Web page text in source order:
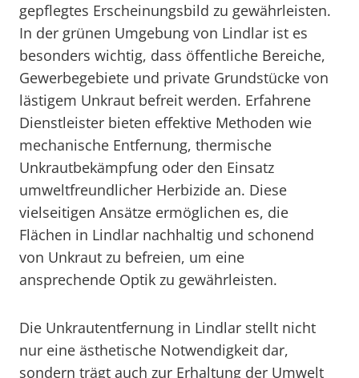
gepflegtes Erscheinungsbild zu gewährleisten.
In der grünen Umgebung von Lindlar ist es
besonders wichtig, dass öffentliche Bereiche,
Gewerbegebiete und private Grundstücke von
lästigem Unkraut befreit werden. Erfahrene
Dienstleister bieten effektive Methoden wie
mechanische Entfernung, thermische
Unkrautbekämpfung oder den Einsatz
umweltfreundlicher Herbizide an. Diese
vielseitigen Ansätze ermöglichen es, die
Flächen in Lindlar nachhaltig und schonend
von Unkraut zu befreien, um eine
ansprechende Optik zu gewährleisten.
Die Unkrautentfernung in Lindlar stellt nicht
nur eine ästhetische Notwendigkeit dar,
sondern trägt auch zur Erhaltung der Umwelt